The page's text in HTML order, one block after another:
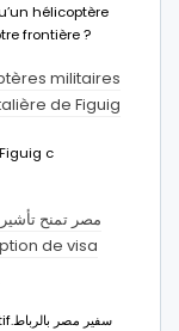
hélicoptère
frontière ?
militaires
de Figuig
c
مصر تمنح
de visa